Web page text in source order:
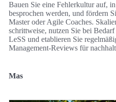
Bauen Sie eine Fehlerkultur auf,
besprochen werden, und fördern
Master oder Agile Coaches.
schrittweise, nutzen Sie bei
LeSS und etablieren Sie
Management-Reviews für
Mas